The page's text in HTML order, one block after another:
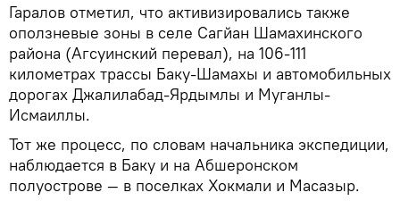
Гаралов отметил, что активизировались также
оползневые зоны в селе Сагйан Шамахинского
района (Агсуинский перевал), на 106-111
километрах трассы Баку-Шамахы и автомобильных
дорогах Джалилабад-Ярдымлы и Муганлы-
Исмаиллы.
Тот же процесс, по словам начальника экспедиции,
наблюдается в Баку и на Абшеронском
полуострове — в поселках Хокмали и Масазыр.